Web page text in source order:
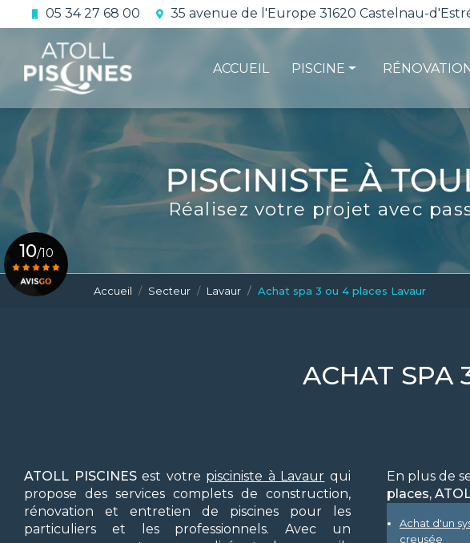
au
contenu
principal
05 34 27 68 00 35 avenue de l'Europe 31620 Castelnau-
ACCUEIL PISCINE
L'étanchéité
La conformité
Le contrat d'entretien
Réalisez votre projet avec
10/10
Accueil Secteur Lavaur Achat spa 3 ou 4 places Lavaur
ACHAT SPA
ATOLL PISCINESest votre pisciniste à Lavaur qui
propose des services complets de construction,
rénovation et entretien de piscines pour les
particuliers et les professionnels. Avec un
En plus de
places,
Achat d'un
creusée